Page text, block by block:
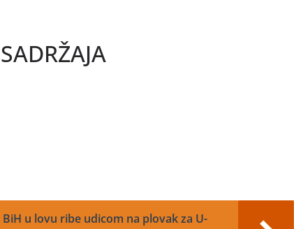
BiH u lovu ribe udicom na plovak za U-